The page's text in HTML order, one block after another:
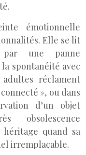
émotionnelle
Elle se lit
par une panne
spontanéité avec
réclament
», ou dans
d’un objet
obsolescence
quand sa
irremplaçable.